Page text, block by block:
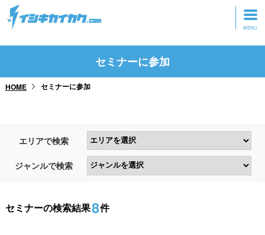
トップページ
研修・ツアーに参加
セミナーに参加
HOME セミナーに参加
エリアで検索
ジャンルで検索
セミナーの検索結果8件